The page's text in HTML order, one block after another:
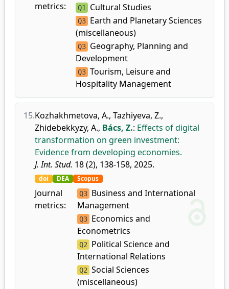
metrics:
Q1 Cultural Studies
Q3 Earth and Planetary Sciences
(miscellaneous)
Q3 Geography, Planning and
Development
Q3 Tourism, Leisure and
Hospitality Management
15.Kozhakhmetova, A., Tazhiyeva, Z.,
Zhidebekkyzy, A., Bács, Z.: Effects of digital
transformation on green investment:
Evidence from developing economies.
J. Int. Stud. 18 (2), 138-158, 2025.
doi DEA Scopus
Journal
metrics:
Q3 Business and International
Management
Q3 Economics and
Econometrics
Q2
Political Science and
International Relations
Q2 Social Sciences
(miscellaneous)